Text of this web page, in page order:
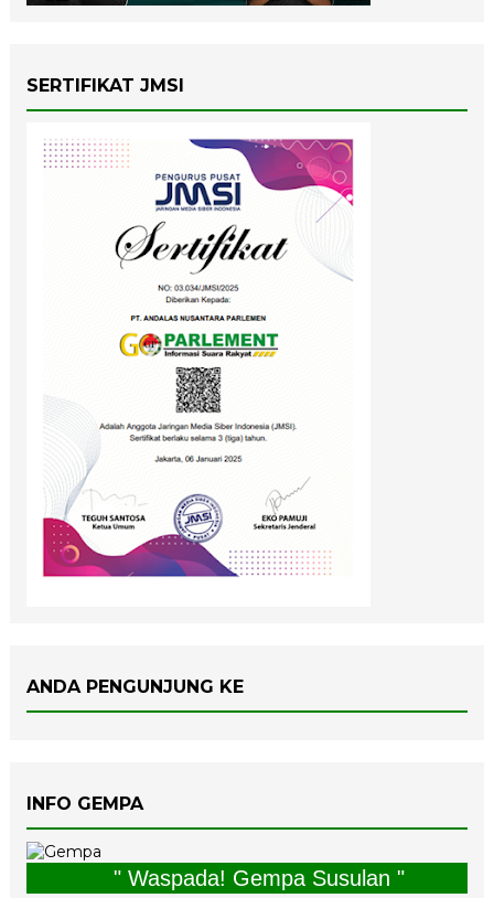
SERTIFIKAT JMSI
ANDA PENGUNJUNG KE
INFO GEMPA
" Waspada! Gempa Susulan "